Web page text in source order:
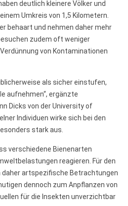
deutlich kleinere Völker und
Umkreis von 1,5 Kilometern.
behaart und nehmen daher mehr
zudem oft weniger
von Kontaminationen
als sicher einstufen,
aufnehmen“, ergänzte
Dicks von der University of
Individuen wirke sich bei den
stark aus.
verschiedene Bienenarten
reagieren. Für den
artspezifische Betrachtungen
dennoch zum Anpflanzen von
für die Insekten unverzichtbar